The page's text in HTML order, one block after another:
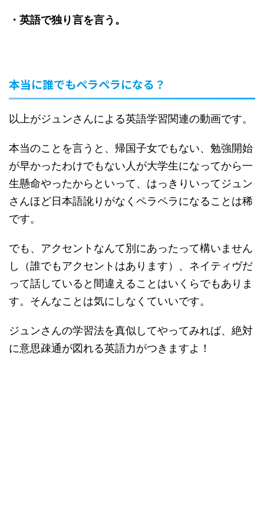
・英語で独り言を言う。
本当に誰でもペラペラになる？
以上がジュンさんによる英語学習関連の動画です。
本当のことを言うと、帰国子女でもない、勉強開始
が早かったわけでもない人が大学生になってから一
生懸命やったからといって、はっきりいってジュン
さんほど日本語訛りがなくペラペラになることは稀
です。
でも、アクセントなんて別にあったって構いません
し（誰でもアクセントはあります）、ネイティヴだ
って話していると間違えることはいくらでもありま
す。そんなことは気にしなくていいです。
ジュンさんの学習法を真似してやってみれば、絶対
に意思疎通が図れる英語力がつきますよ！